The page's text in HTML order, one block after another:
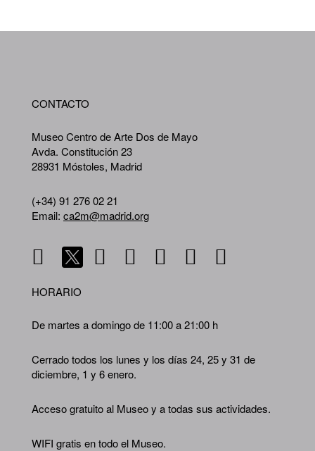
CONTACTO
Museo Centro de Arte Dos de Mayo
Avda. Constitución 23
28931 Móstoles, Madrid
(+34) 91 276 02 21
Email: ca2m@madrid.org
HORARIO
De martes a domingo de 11:00 a 21:00 h
Cerrado todos los lunes y los días 24, 25 y 31 de
diciembre, 1 y 6 enero.
Acceso gratuito al Museo y a todas sus actividades.
WIFI gratis en todo el Museo.